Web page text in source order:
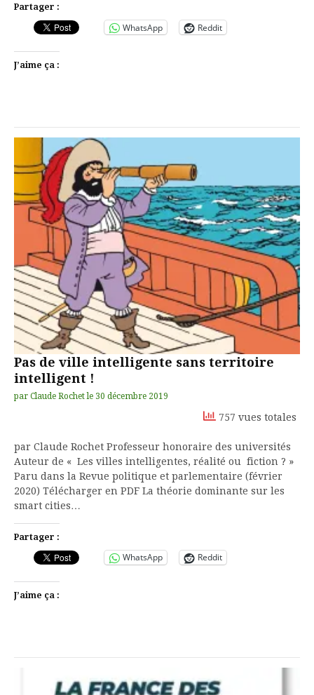
Partager :
WhatsApp Reddit
J’aime ça :
Pas de ville intelligente sans territoire
intelligent !
par Claude Rochet le 30 décembre 2019
757 vues totales
par Claude Rochet Professeur honoraire des universités
Auteur de « Les villes intelligentes, réalité ou fiction ? »
Paru dans la Revue politique et parlementaire (février
2020) Télécharger en PDF La théorie dominante sur les
smart cities…
Partager :
WhatsApp Reddit
J’aime ça :